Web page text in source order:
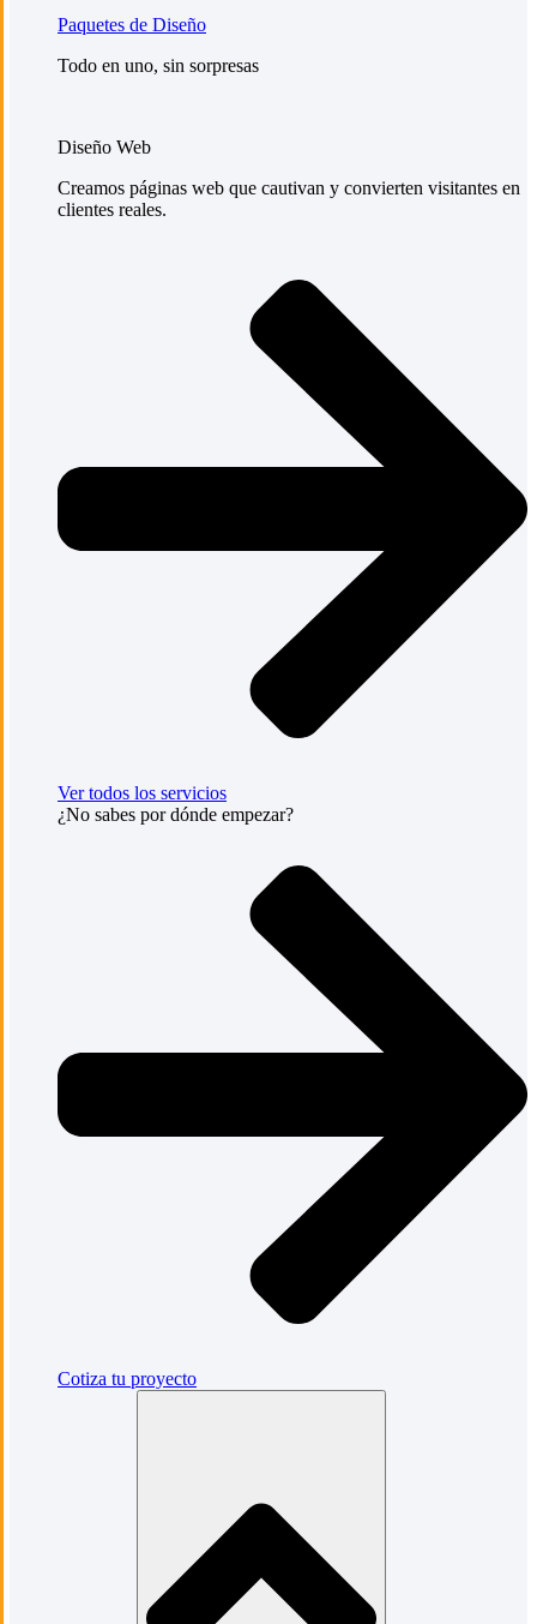
Paquetes de Diseño
Todo en uno, sin sorpresas
Diseño Web
Creamos páginas web que cautivan y convierten visitantes en
clientes reales.
Ver todos los servicios
¿No sabes por dónde empezar?
Cotiza tu proyecto